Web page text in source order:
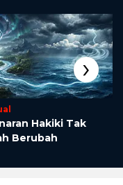
Hakiki Tak
Berubah
›